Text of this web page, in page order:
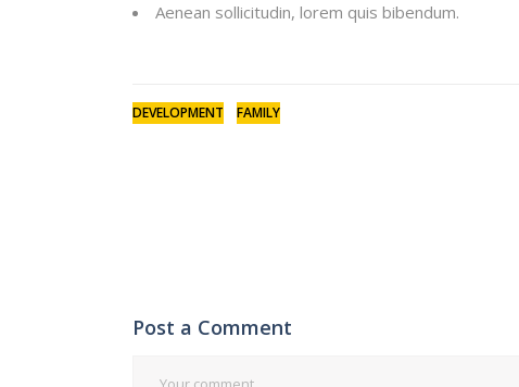
Aenean sollicitudin, lorem quis bibendum.
DEVELOPMENT FAMILY
Post a Comment